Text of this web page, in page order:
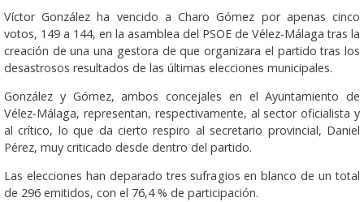
Víctor González ha vencido a Charo Gómez por apenas cinco
votos, 149 a 144, en la asamblea del PSOE de Vélez-Málaga tras la
creación de una una gestora de que organizara el partido tras los
desastrosos resultados de las últimas elecciones municipales.
González y Gómez, ambos concejales en el Ayuntamiento de
Vélez-Málaga, representan, respectivamente, al sector oficialista y
al crítico, lo que da cierto respiro al secretario provincial, Daniel
Pérez, muy criticado desde dentro del partido.
Las elecciones han deparado tres sufragios en blanco de un total
de 296 emitidos, con el 76,4 % de participación.